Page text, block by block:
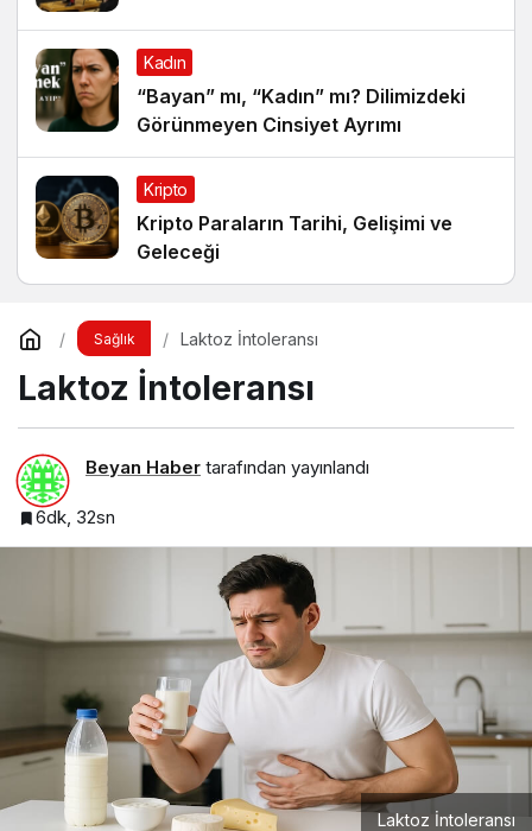
Kadın
“Bayan” mı, “Kadın” mı? Dilimizdeki
Görünmeyen Cinsiyet Ayrımı
Kripto
Kripto Paraların Tarihi, Gelişimi ve
Geleceği
Sağlık Laktoz İntoleransı
Laktoz İntoleransı
Beyan Haber tarafından yayınlandı
6dk, 32sn
Laktoz İntoleransı